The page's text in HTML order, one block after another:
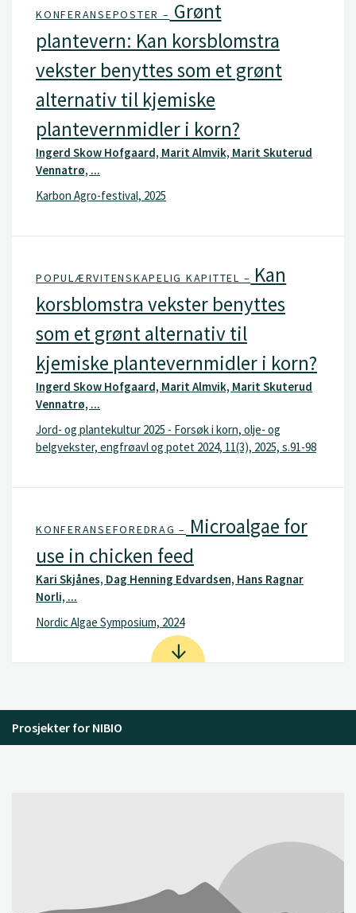
KONFERANSEPOSTER – Grønt
plantevern: Kan korsblomstra
vekster benyttes som et grønt
alternativ til kjemiske
plantevernmidler i korn?
Ingerd Skow Hofgaard, Marit Almvik, Marit Skuterud
Vennatrø, ...
Karbon Agro-festival, 2025
POPULÆRVITENSKAPELIG KAPITTEL – Kan
korsblomstra vekster benyttes
som et grønt alternativ til
kjemiske plantevernmidler i korn?
Ingerd Skow Hofgaard, Marit Almvik, Marit Skuterud
Vennatrø, ...
Jord- og plantekultur 2025 - Forsøk i korn, olje- og
belgvekster, engfrøavl og potet 2024, 11(3), 2025, s.91-98
KONFERANSEFOREDRAG – Microalgae for
use in chicken feed
Kari Skjånes, Dag Henning Edvardsen, Hans Ragnar
Norli, ...
Nordic Algae Symposium, 2024
Prosjekter for NIBIO